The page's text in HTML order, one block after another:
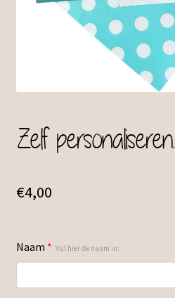
Zelf personaliseren.
€4,00
Naam * Vul hier de naam in: